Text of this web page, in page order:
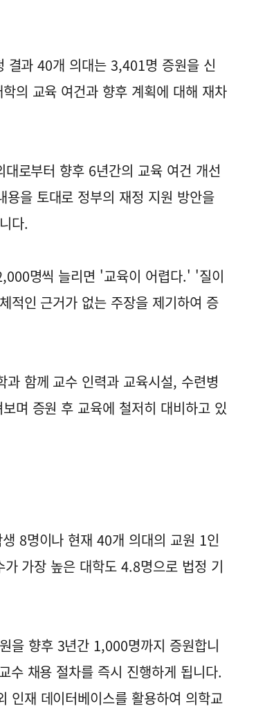
과 40개 의대는 3,401명 증원을 신
의 교육 여건과 향후 계획에 대해 재차
로부터 향후 6년간의 교육 여건 개선
을 토대로 정부의 재정 지원 방안을
다.
명씩 늘리면 '교육이 어렵다.' '질이
적인 근거가 없는 주장을 제기하여 증
함께 교수 인력과 교육시설, 수련병
며 증원 후 교육에 철저히 대비하고 있
8명이나 현재 40개 의대의 교원 1인
가장 높은 대학도 4.8명으로 법정 기
을 향후 3년간 1,000명까지 증원합니
수 채용 절차를 즉시 진행하게 됩니다.
인재 데이터베이스를 활용하여 의학교